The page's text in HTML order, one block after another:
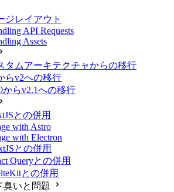
ジレイアウト
API Requests
Assets
タムアーキテクチャからの移行
らv2への移行
からv2.1への移行
との併用
with Astro
with Electron
との併用
Queryとの併用
との併用
臭いと問題